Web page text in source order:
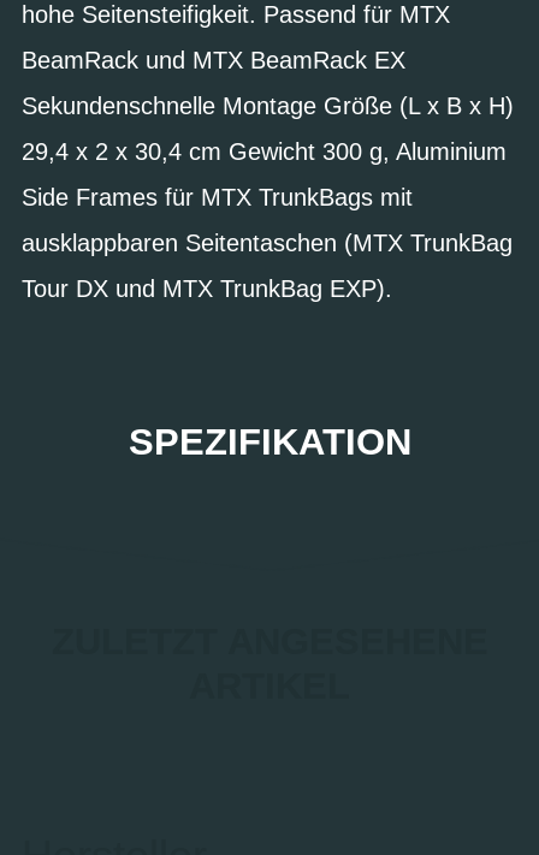
hohe Seitensteifigkeit. Passend für MTX
BeamRack und MTX BeamRack EX
Sekundenschnelle Montage Größe (L x B x H)
29,4 x 2 x 30,4 cm Gewicht 300 g, Aluminium
Side Frames für MTX TrunkBags mit
ausklappbaren Seitentaschen (MTX TrunkBag
Tour DX und MTX TrunkBag EXP).
SPEZIFIKATION